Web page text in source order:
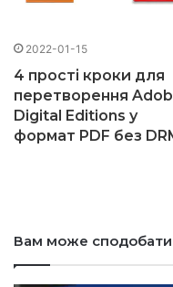
2022-01-15
4 прості кроки для
перетворення
Digital Editions у
формат PDF без
Вам може